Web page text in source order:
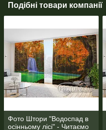
Подібні товари компанії
Фото Штори "Водоспад в
осінньому лісі" - Читаємо